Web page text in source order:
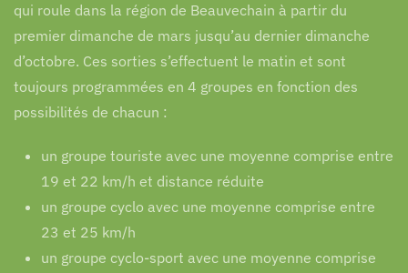
qui roule dans la région de Beauvechain à partir du
premier dimanche de mars jusqu’au dernier dimanche
d’octobre. Ces sorties s’effectuent le matin et sont
toujours programmées en 4 groupes en fonction des
possibilités de chacun :
un groupe touriste avec une moyenne comprise entre
19 et 22 km/h et distance réduite
un groupe cyclo avec une moyenne comprise entre
23 et 25 km/h
un groupe cyclo-sport avec une moyenne comprise